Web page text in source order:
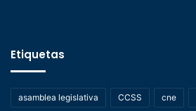
Etiquetas
asamblea legislativa CCSS cne